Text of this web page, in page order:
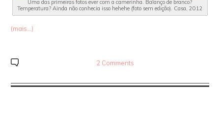
Uma das primeiras fotos ever com a camerinha. Balanço de branco?
Temperatura? Ainda não conhecia isso hehehe (foto sem edição). Casa, 2012
(mais…)
2 Comments